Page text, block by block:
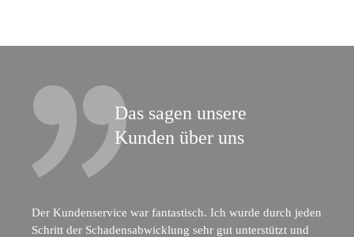
Das sagen unsere
Kunden über uns
Der Kundenservice war fantastisch. Ich wurde durch jeden
Schritt der Schadensabwicklung sehr gut unterstützt und